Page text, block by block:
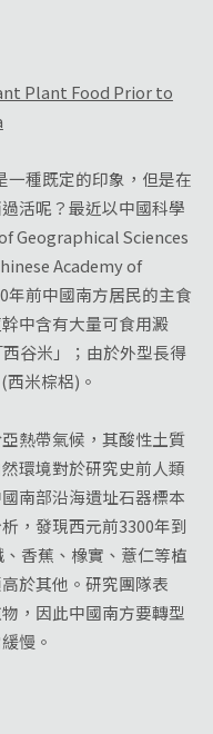
Plant Food Prior to
種既定的印象，但是在
活呢？最近以中國科學
Geographical Sciences
Academy of
年前中國南方居民的主食
中含有大量可食用澱
谷米」；由於外型長得
米棕梠)。
帶氣候，其酸性土質
環境對於研究史前人類
南部沿海遺址石器標本
，發現西元前3300年到
香蕉、橡實、薏仁等植
於其他。研究團隊表
，因此中國南方要轉型
慢。